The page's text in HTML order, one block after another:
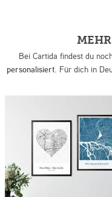
Bei Cartida findest du
personalisiert. Für dich in